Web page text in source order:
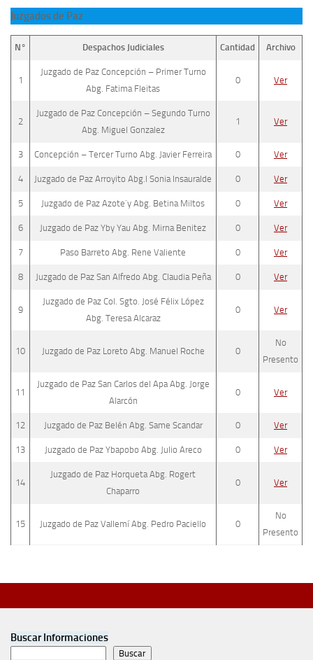
Juzgados de Paz
N° Despachos Judiciales Cantidad Archivo
1
Juzgado de Paz Concepción – Primer Turno
Abg. Fatima Fleitas
0 Ver
2
Juzgado de Paz Concepción – Segundo Turno
Abg. Miguel Gonzalez
1 Ver
3 Concepción – Tercer Turno Abg. Javier Ferreira 0 Ver
4 Juzgado de Paz Arroyito Abg.l Sonia Insauralde 0 Ver
5 Juzgado de Paz Azote`y Abg. Betina Miltos 0 Ver
6 Juzgado de Paz Yby Yau Abg. Mirna Benitez 0 Ver
7 Paso Barreto Abg. Rene Valiente 0 Ver
8 Juzgado de Paz San Alfredo Abg. Claudia Peña 0 Ver
9
Juzgado de Paz Col. Sgto. José Félix López
Abg. Teresa Alcaraz
0 Ver
10 Juzgado de Paz Loreto Abg. Manuel Roche 0
No
Presento
11
Juzgado de Paz San Carlos del Apa Abg. Jorge
Alarcón
0 Ver
12 Juzgado de Paz Belén Abg. Same Scandar 0 Ver
13 Juzgado de Paz Ybapobo Abg. Julio Areco 0 Ver
14
Juzgado de Paz Horqueta Abg. Rogert
Chaparro
0 Ver
15 Juzgado de Paz Vallemí Abg. Pedro Paciello 0
No
Presento
Buscar Informaciones
Buscar